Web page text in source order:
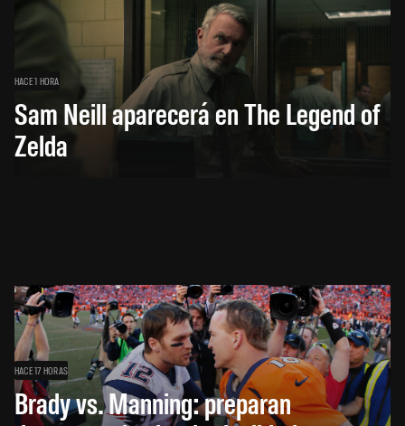
HACE 1 HORA
Sam Neill aparecerá en The Legend of
Zelda
HACE 17 HORAS
Brady vs. Manning: preparan